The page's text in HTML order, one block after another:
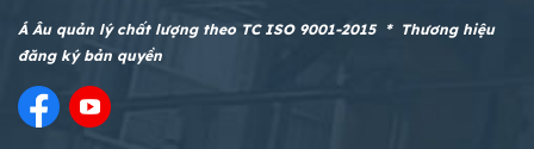
Á Âu quản lý chất lượng theo TC ISO 9001-2015 * Thương hiệu
đăng ký bản quyền